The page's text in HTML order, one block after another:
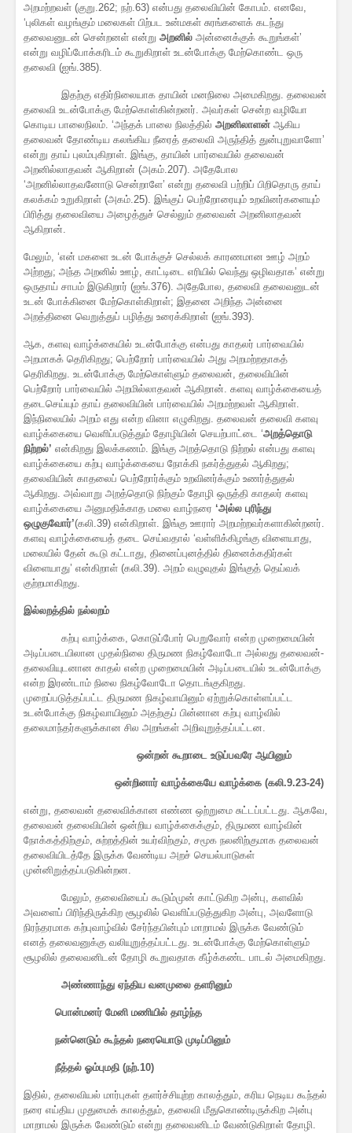
அறமற்றவள் (குறு.262; நற்.63) என்பது தலைவியின் கோபம். எனவே,
‘புலிகள் வழங்கும் மலைகள் பிற்பட உன்மகள் சுரங்களைக் கடந்து
தலைவனுடன் சென்றனள் என்று அறனில் அன்னைக்குக் கூறுங்கள்’
என்று வழிப்போக்கரிடம் கூறுகிறாள் உடன்போக்கு மேற்கொண்ட ஒரு
தலைவி (ஐங்.385).
இதற்கு எதிர்நிலையாக தாயின் மனநிலை அமைகிறது. தலைவன்
தலைவி உடன்போக்கு மேற்கொள்கின்றனர். அவர்கள் சென்ற வழியோ
கொடிய பாலைநிலம். ‘அந்தக் பாலை நிலத்தில் அறனிலாளன் ஆகிய
தலைவன் தோண்டிய கலங்கிய நீரைத் தலைவி அருந்தித் துன்புறுவாளோ’
என்று தாய் புலம்புகிறாள். இங்கு, தாயின் பார்வையில் தலைவன்
அறனில்லாதவன் ஆகிறான் (அகம்.207). அதேபோல
‘அறனில்லாதவனோடு சென்றாளே’ என்று தலைவி பற்றிப் பிறிதொரு தாய்
கலக்கம் உறுகிறாள் (அகம்.25). இங்குப் பெற்றோரையும் உறவினர்களையும்
பிரித்து தலைவியை அழைத்துச் செல்லும் தலைவன் அறனிலாதவன்
ஆகிறான்.
மேலும், ‘என் மகளை உடன் போக்குச் செல்லக் காரணமான ஊழ் அறம்
அற்றது; அந்த அறனில் ஊழ், காட்டிடை எரியில் வெந்து ஒழிவதாக’ என்று
ஒருதாய் சாபம் இடுகிறார் (ஐங்.376). அதேபோல, தலைவி தலைவனுடன்
உடன் போக்கினை மேற்கொள்கிறாள்; இதனை அறிந்த அன்னை
அறத்தினை வெறுத்துப் பழித்து உரைக்கிறாள் (ஐங்.393).
ஆக, களவு வாழ்க்கையில் உடன்போக்கு என்பது காதலர் பார்வையில்
அறமாகக் தெரிகிறது; பெற்றோர் பார்வையில் அது அறமற்றதாகத்
தெரிகிறது. உடன்போக்கு மேற்கொள்ளும் தலைவன், தலைவியின்
பெற்றோர் பார்வையில் அறமில்லாதவன் ஆகிறான். களவு வாழ்க்கையைத்
தடைசெய்யும் தாய் தலைவியின் பார்வையில் அறமற்றவள் ஆகிறாள்.
இந்நிலையில் அறம் எது என்ற வினா எழுகிறது. தலைவன் தலைவி களவு
வாழ்க்கையை வெளிப்படுத்தும் தோழியின் செயற்பாட்டை ‘அறத்தொடு
நிற்றல்’ என்கிறது இலக்கணம். இங்கு அறத்தொடு நிற்றல் என்பது களவு
வாழ்க்கையை கற்பு வாழ்க்கையை நோக்கி நகர்த்துதல் ஆகிறது;
தலைவியின் காதலைப் பெற்றோர்க்கும் உறவினர்க்கும் உணர்த்துதல்
ஆகிறது. அவ்வாறு அறத்தொடு நிற்கும் தோழி ஒருத்தி காதலர் களவு
வாழ்க்கையை அனுமதிக்காத மலை வாழ்நரை ‘அல்ல புரிந்து
ஒழுகுவோர்’(கலி.39) என்கிறாள். இங்கு ஊரார் அறமற்றவர்களாகின்றனர்.
களவு வாழ்க்கையைத் தடை செய்வதால் ‘வள்ளிக்கிழங்கு விளையாது,
மலையில் தேன் கூடு கட்டாது, தினைப்புனத்தில் தினைக்கதிர்கள்
விளையாது’ என்கிறாள் (கலி.39). அறம் வழுவுதல் இங்குத் தெய்வக்
குற்றமாகிறது.
இல்லறத்தில் நல்லறம்
கற்பு வாழ்க்கை, கொடுப்போர் பெறுவோர் என்ற முறைமையின்
அடிப்படையிலான முதல்நிலை திருமண நிகழ்வோடோ அல்லது தலைவன்-
தலைவியுடனான காதல் என்ற முறைமையின் அடிப்படையில் உடன்போக்கு
என்ற இரண்டாம் நிலை நிகழ்வோடோ தொடங்குகிறது.
முறைப்படுத்தப்பட்ட திருமண நிகழ்வாயினும் ஏற்றுக்கொள்ளப்பட்ட
உடன்போக்கு நிகழ்வாயினும் அதற்குப் பின்னான கற்பு வாழ்வில்
தலைமாந்தர்களுக்கான சில அறங்கள் அறிவுறுத்தப்பட்டன.
ஒன்றன் கூறாடை உடுப்பவரே ஆயினும்
ஒன்றினார் வாழ்க்கையே வாழ்க்கை (கலி.9.23-24)
என்று, தலைவன் தலைவிக்கான எண்ண ஒற்றுமை சுட்டப்பட்டது. ஆகவே,
தலைவன் தலைவியின் ஒன்றிய வாழ்க்கைக்கும், திருமண வாழ்வின்
நோக்கத்திற்கும், சுற்றத்தின் உயர்விற்கும், சமூக நலனிற்குமாக தலைவன்
தலைவியிடத்தே இருக்க வேண்டிய அறச் செயல்பாடுகள்
முன்னிறுத்தப்படுகின்றன.
மேலும், தலைவியைப் கூடும்முன் காட்டுகிற அன்பு, களவில்
அவளைப் பிரிந்திருக்கிற சூழலில் வெளிப்படுத்துகிற அன்பு, அவளோடு
நிரந்தரமாக கற்புவாழ்வில் சேர்ந்தபின்பும் மாறாமல் இருக்க வேண்டும்
எனத் தலைவனுக்கு வலியுறுத்தப்பட்டது. உடன்போக்கு மேற்கொள்ளும்
சூழலில் தலைவனிடன் தோழி கூறுவதாக கீழ்க்கண்ட பாடல் அமைகிறது.
அண்ணாந்து ஏந்திய வனமுலை தளரினும்
பொன்மனர் மேனி மணியில் தாழ்ந்த
நன்னெடும் கூந்தல் நரையொடு முடிப்பினும்
நீத்தல் ஓம்புமதி (நற்.10)
இதில், தலைவியல் மார்புகள் தளர்ச்சியுற்ற காலத்தும், கரிய நெடிய கூந்தல்
நரை எய்திய முதுமைக் காலத்தும், தலைவி மீதுகொண்டிருக்கிற அன்பு
மாறாமல் இருக்க வேண்டும் என்று தலைவனிடம் வேண்டுகிறாள் தோழி.